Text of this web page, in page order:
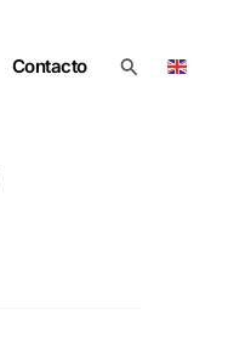
Contacto Buscar